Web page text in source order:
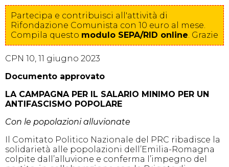
Partecipa e contribuisci all'attività di
Rifondazione Comunista con 10 euro al mese.
Compila questo modulo SEPA/RID online. Grazie
CPN 10, 11 giugno 2023
Documento approvato
LA CAMPAGNA PER IL SALARIO MINIMO PER UN
ANTIFASCISMO POPOLARE
Con le popolazioni alluvionate
Il Comitato Politico Nazionale del PRC ribadisce la
solidarietà alle popolazioni dell’Emilia-Romagna
colpite dall’alluvione e conferma l’impegno del